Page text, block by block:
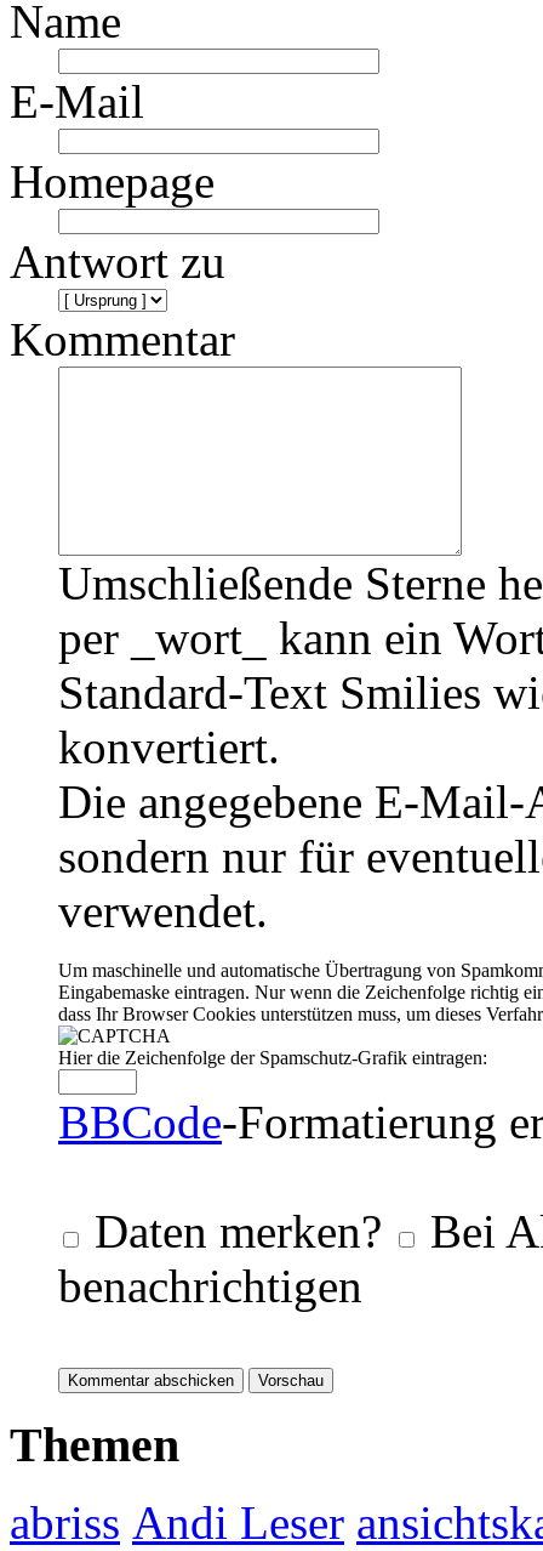
Name
E-Mail
Homepage
Antwort zu
Kommentar
Umschließende Sterne
per _wort_ kann ein
Standard-Text Smilies
konvertiert.
Die angegebene E-
sondern nur für
verwendet.
Um maschinelle und automatische Übertragung von
Eingabemaske eintragen. Nur wenn die Zeichenfolge richtig
dass Ihr Browser Cookies unterstützen muss, um dieses
Hier die Zeichenfolge der Spamschutz-Grafik eintragen:
BBCode-Formatierung
Daten merken?
Bei
benachrichtigen
Themen
abriss Andi Leser